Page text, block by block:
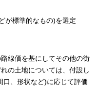
標準的なもの)を選定
線価を基にしてその他の街
の土地については、付設し
口、形状など)に応じて評価